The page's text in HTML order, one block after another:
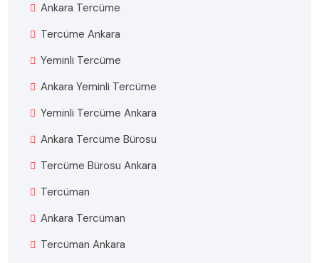
Ankara Tercüme
Tercüme Ankara
Yeminli Tercüme
Ankara Yeminli Tercüme
Yeminli Tercüme Ankara
Ankara Tercüme Bürosu
Tercüme Bürosu Ankara
Tercüman
Ankara Tercüman
Tercüman Ankara